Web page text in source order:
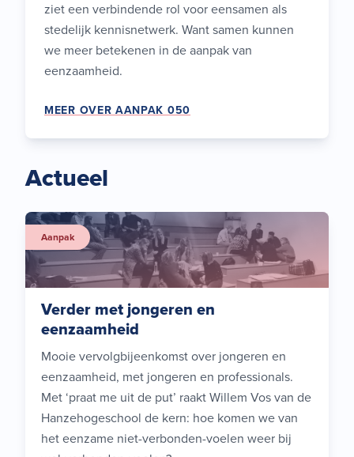
ziet een verbindende rol voor eensamen als
stedelijk kennisnetwerk. Want samen kunnen
we meer betekenen in de aanpak van
eenzaamheid.
MEER OVER AANPAK 050
Actueel
Aanpak
Verder met jongeren en
eenzaamheid
Mooie vervolgbijeenkomst over jongeren en
eenzaamheid, met jongeren en professionals.
Met ‘praat me uit de put’ raakt Willem Vos van de
Hanzehogeschool de kern: hoe komen we van
het eenzame niet-verbonden-voelen weer bij